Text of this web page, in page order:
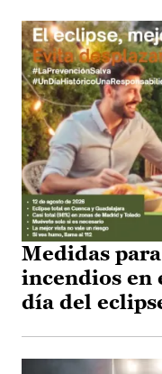
Medidas
incendios en
día del